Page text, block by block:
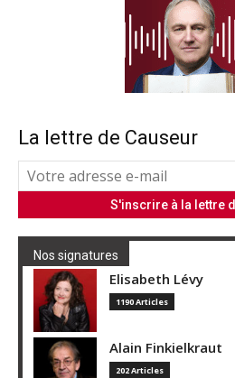
La lettre de Causeur
Nos signatures
Elisabeth Lévy
1190 Articles
Alain Finkielkraut
202 Articles